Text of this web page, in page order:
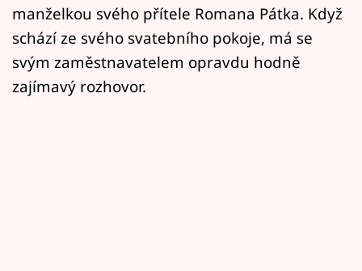
Mámy sobě
Přihlášení
manželkou svého přítele Romana Pátka. Když
schází ze svého svatebního pokoje, má se
svým zaměstnavatelem opravdu hodně
zajímavý rozhovor.